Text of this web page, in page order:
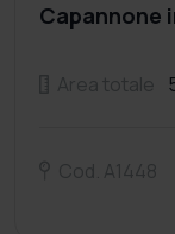
Capannone